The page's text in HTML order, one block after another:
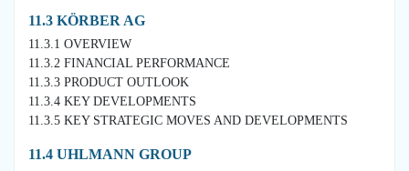
11.3 KÖRBER AG
11.3.1 OVERVIEW
11.3.2 FINANCIAL PERFORMANCE
11.3.3 PRODUCT OUTLOOK
11.3.4 KEY DEVELOPMENTS
11.3.5 KEY STRATEGIC MOVES AND DEVELOPMENTS
11.4 UHLMANN GROUP